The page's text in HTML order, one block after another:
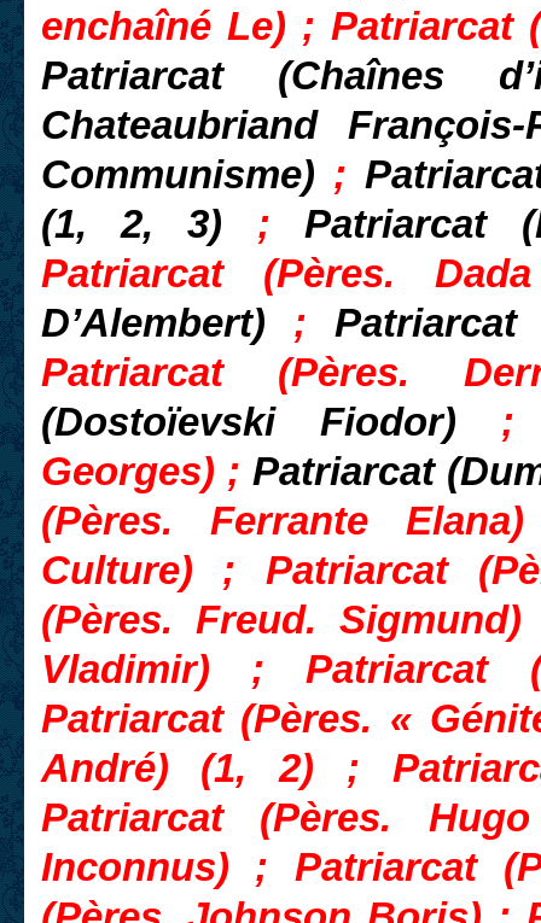
enchaîné Le) ; Patriarcat
Patriarcat (Chaînes
Chateaubriand
Communisme) ;
(1, 2, 3) ;Patriarcat
Patriarcat (Pères.
D’Alembert) ;
Patriarcat (Pères.
(Dostoïevski Fiodor) ;
Georges) ; Patriarcat
(Pères. Ferrante
Culture) ; Patriarcat
(Pères. Freud.
Vladimir) ; Patriarcat
Patriarcat (Pères. «
André) (1, 2) ;
Patriarcat (Pères.
Inconnus) ; Patriarcat